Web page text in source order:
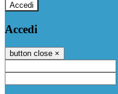
Accedi
Accedi
button close ×